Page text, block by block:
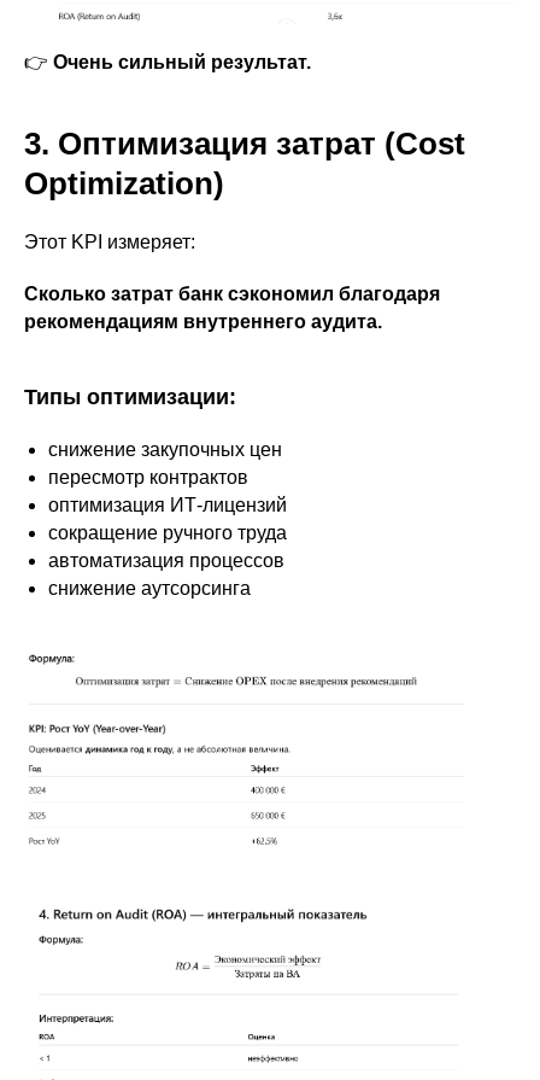
👉 Очень сильный результат.
3. Оптимизация затрат (Cost
Optimization)
Этот KPI измеряет:
Сколько затрат банк сэкономил благодаря
рекомендациям внутреннего аудита.
Типы оптимизации:
снижение закупочных цен
пересмотр контрактов
оптимизация ИТ-лицензий
сокращение ручного труда
автоматизация процессов
снижение аутсорсинга